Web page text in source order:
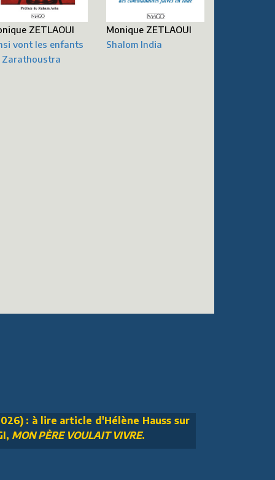
ZETLAOUI
vont les enfants
Zarathoustra
Monique ZETLAOUI
Shalom India
: à lire article d'Hélène Hauss sur
MON PÈRE VOULAIT VIVRE.